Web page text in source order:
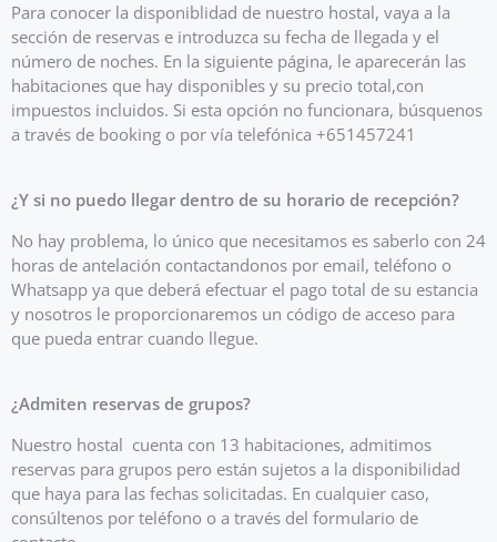
Para conocer la disponiblidad de nuestro hostal, vaya a la
sección de reservas e introduzca su fecha de llegada y el
número de noches. En la siguiente página, le aparecerán las
habitaciones que hay disponibles y su precio total,con
impuestos incluidos. Si esta opción no funcionara, búsquenos
a través de booking o por vía telefónica +651457241
¿Y si no puedo llegar dentro de su horario de recepción?
No hay problema, lo único que necesitamos es saberlo con 24
horas de antelación contactandonos por email, teléfono o
Whatsapp ya que deberá efectuar el pago total de su estancia
y nosotros le proporcionaremos un código de acceso para
que pueda entrar cuando llegue.
¿Admiten reservas de grupos?
Nuestro hostal cuenta con 13 habitaciones, admitimos
reservas para grupos pero están sujetos a la disponibilidad
que haya para las fechas solicitadas. En cualquier caso,
consúltenos por teléfono o a través del formulario de